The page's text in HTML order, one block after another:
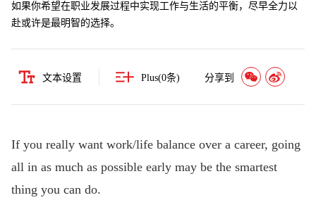
如果你希望在职业发展过程中实现工作与生活的平衡，尽早全力以
赴或许是最明智的选择。
文本设置 Plus(0条) 分享到
If you really want work/life balance over a career, going
all in as much as possible early may be the smartest
thing you can do.